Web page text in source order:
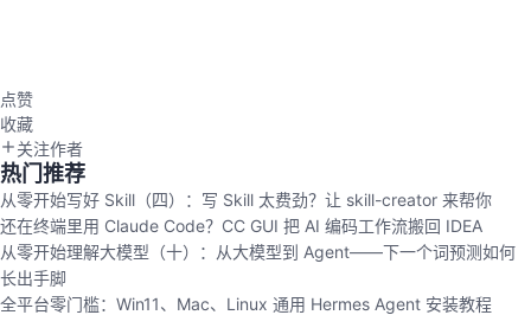
点赞
收藏
关注作者
热门推荐
从零开始写好 Skill（四）：写 Skill 太费劲？让 skill-creator 来帮你
还在终端里用 Claude Code？CC GUI 把 AI 编码工作流搬回 IDEA
从零开始理解大模型（十）：从大模型到 Agent——下一个词预测如何
长出手脚
全平台零门槛：Win11、Mac、Linux 通用 Hermes Agent 安装教程